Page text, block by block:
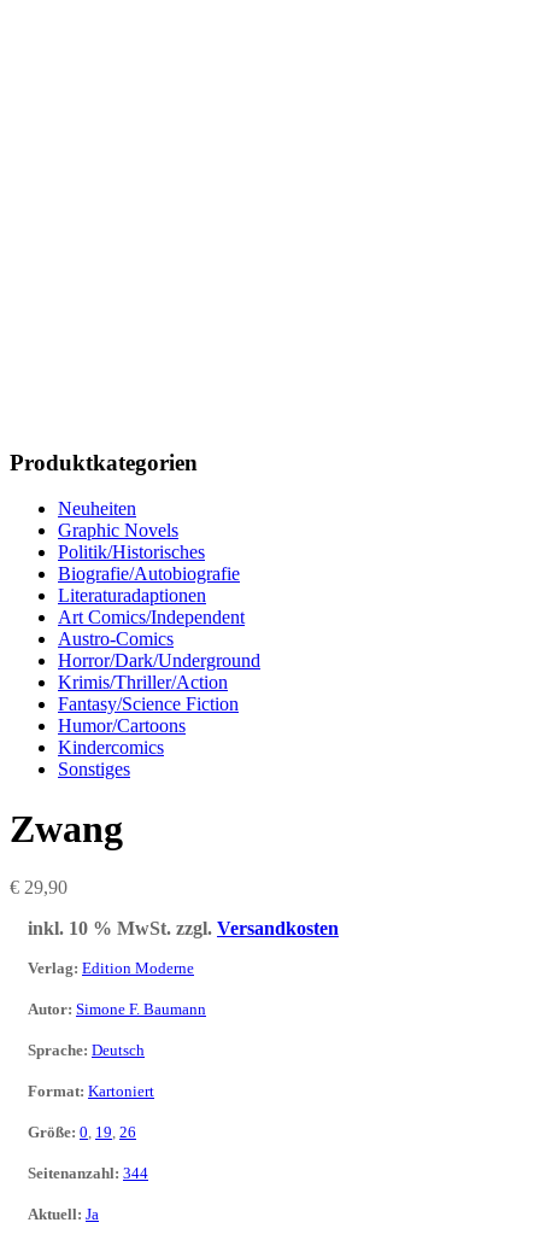
Produktkategorien
Neuheiten
Graphic Novels
Politik/Historisches
Biografie/Autobiografie
Literaturadaptionen
Art Comics/Independent
Austro-Comics
Horror/Dark/Underground
Krimis/Thriller/Action
Fantasy/Science Fiction
Humor/Cartoons
Kindercomics
Sonstiges
Zwang
€ 29,90
inkl. 10 % MwSt. zzgl. Versandkosten
Verlag: Edition Moderne
Autor: Simone F. Baumann
Sprache: Deutsch
Format: Kartoniert
Größe: 0, 19, 26
Seitenanzahl: 344
Aktuell: Ja